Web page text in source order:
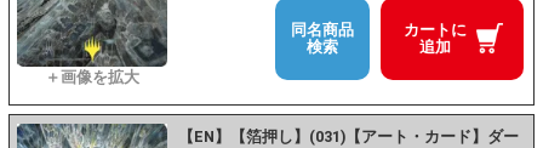
カートに
追加
同名商品
検索
【EN】【箔押し】(031)【アート・カード】ダー